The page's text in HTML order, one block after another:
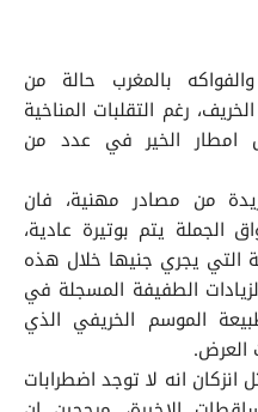
بالمغرب حالة من
رغم التقلبات المناخية
امطار الخير في عدد من
من مصادر مهنية، فان
الجملة يتم بوتيرة عادية،
التي يجري جنيها خلال هذه
الطفيفة المسجلة في
الموسم الخريفي الذي
العرض.
انه لا توجد اضطرابات